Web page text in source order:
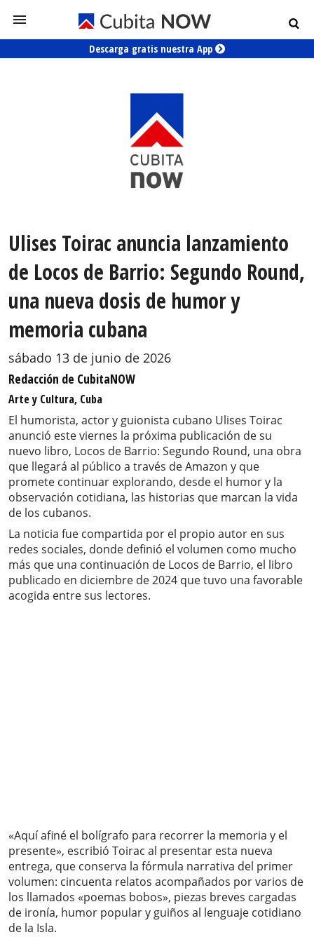
Descarga gratis nuestra App
Ulises Toirac anuncia lanzamiento
de Locos de Barrio: Segundo Round,
una nueva dosis de humor y
memoria cubana
sábado 13 de junio de 2026
Redacción de CubitaNOW
Arte y Cultura, Cuba
El humorista, actor y guionista cubano Ulises Toirac
anunció este viernes la próxima publicación de su
nuevo libro, Locos de Barrio: Segundo Round, una obra
que llegará al público a través de Amazon y que
promete continuar explorando, desde el humor y la
observación cotidiana, las historias que marcan la vida
de los cubanos.
La noticia fue compartida por el propio autor en sus
redes sociales, donde definió el volumen como mucho
más que una continuación de Locos de Barrio, el libro
publicado en diciembre de 2024 que tuvo una favorable
acogida entre sus lectores.
«Aquí afiné el bolígrafo para recorrer la memoria y el
presente», escribió Toirac al presentar esta nueva
entrega, que conserva la fórmula narrativa del primer
volumen: cincuenta relatos acompañados por varios de
los llamados «poemas bobos», piezas breves cargadas
de ironía, humor popular y guiños al lenguaje cotidiano
de la Isla.